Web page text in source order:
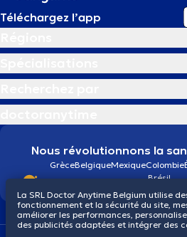
Téléchargez l’app
Nous révolutionnons la
GrèceBelgiqueMexiqueColombie
Brésil
La SRL Doctor Anytime Belgium utilise
fonctionnement et la sécurité du site,
améliorer les performances,
des publicités adaptées et intégrer des